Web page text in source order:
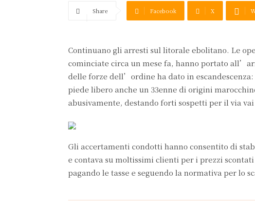
Share Facebook X
Continuano gli arresti sul litorale ebolitano. Le
cominciate circa un mese fa, hanno portato
delle forze dell’ordine ha dato in
piede libero anche un 33enne di origini
abusivamente, destando forti sospetti per il via
Gli accertamenti condotti hanno consentito di
e contava su moltissimi clienti per i prezzi
pagando le tasse e seguendo la normativa per lo